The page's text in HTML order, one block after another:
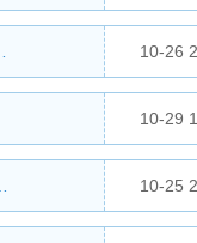
10-26
10-29
10-25